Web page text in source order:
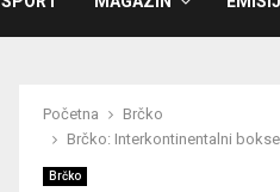
Početna
Brčko
Brčko: Interkontinentalni
Brčko